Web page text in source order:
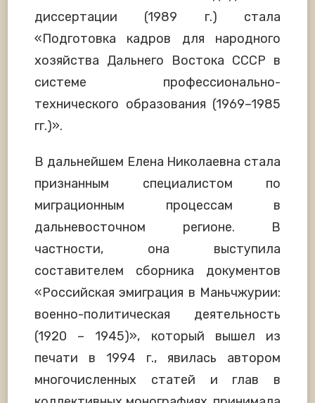
диссертации (1989 г.) стала
«Подготовка кадров для народного
хозяйства Дальнего Востока СССР в
системе профессионально-
технического образования (1969–1985
гг.)».
В дальнейшем Елена Николаевна стала
признанным специалистом по
миграционным процессам в
дальневосточном регионе. В
частности, она выступила
составителем сборника документов
«Российская эмиграция в Маньчжурии:
военно-политическая деятельность
(1920 – 1945)», который вышел из
печати в 1994 г., явилась автором
многочисленных статей и глав в